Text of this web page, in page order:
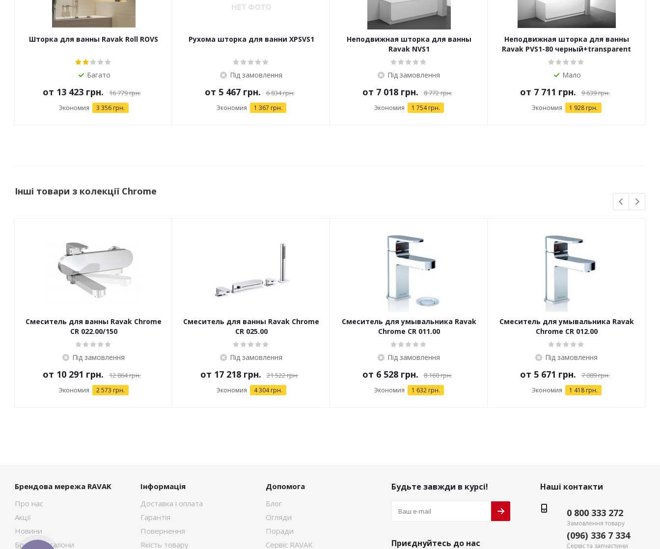
Шторка для ванны Ravak Roll ROVS
Багато
от 13 423 грн. 16 779 грн.
Экономия 3 356 грн.
Рухома шторка для ванни XPSVS1
Під замовлення
от 5 467 грн. 6 834 грн.
Экономия 1 367 грн.
Неподвижная шторка для ванны
Ravak NVS1
Під замовлення
от 7 018 грн. 8 772 грн.
Экономия 1 754 грн.
Неподвижная шторка для ванны
Ravak PVS1-80 черный+transparent
Мало
от 7 711 грн. 9 639 грн.
Экономия 1 928 грн.
Інші товари з колекції Chrome
Смеситель для ванны Ravak Chrome
CR 022.00/150
Під замовлення
от 10 291 грн. 12 864 грн.
Экономия 2 573 грн.
Смеситель для ванны Ravak Chrome
CR 025.00
Під замовлення
от 17 218 грн. 21 522 грн.
Экономия 4 304 грн.
Смеситель для умывальника Ravak
Chrome CR 011.00
Під замовлення
от 6 528 грн. 8 160 грн.
Экономия 1 632 грн.
Смеситель для умывальника Ravak
Chrome CR 012.00
Під замовлення
от 5 671 грн. 7 089 грн.
Экономия 1 418 грн.
Брендова мережа RAVAK
Про нас
Акції
Новини
Брендові салони
Інформація
Доставка і оплата
Гарантія
Повернення
Якість товару
Допомога
Блог
Огляди
Поради
Сервіс RAVAK
Будьте завжди в курсі!
Приєднуйтесь до нас
Наші контакти
0 800 333 272
Замовлення товару
(096) 336 7 334
Сервіс та запчастини